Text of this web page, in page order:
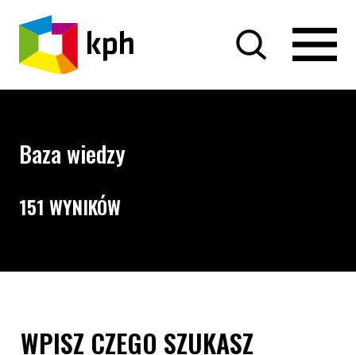
PRZEJDŹ DO TREŚCI
Baza wiedzy
151 WYNIKÓW
Opcje wyszukiwania i filtrowania treści
Wyszukiwarka